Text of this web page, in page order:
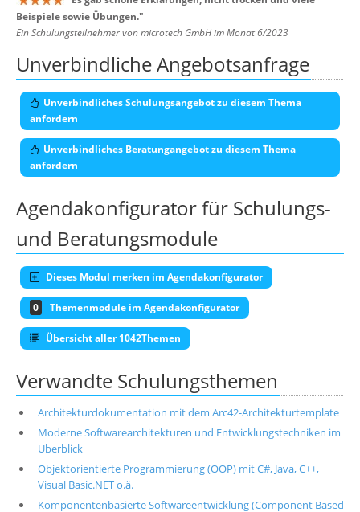
Beispiele sowie Übungen."
Ein Schulungsteilnehmer von microtech GmbH im Monat 6/2023
Unverbindliche Angebotsanfrage
Unverbindliches Schulungsangebot zu diesem Thema
anfordern
Unverbindliches Beratungangebot zu diesem Thema
anfordern
Agendakonfigurator für Schulungs-
und Beratungsmodule
Dieses Modul merken im Agendakonfigurator
0 Themenmodule im Agendakonfigurator
Übersicht aller 1042Themen
Verwandte Schulungsthemen
Architekturdokumentation mit dem Arc42-Architekturtemplate
Moderne Softwarearchitekturen und Entwicklungstechniken im
Überblick
Objektorientierte Programmierung (OOP) mit C#, Java, C++,
Visual Basic.NET o.ä.
Komponentenbasierte Softwareentwicklung (Component Based